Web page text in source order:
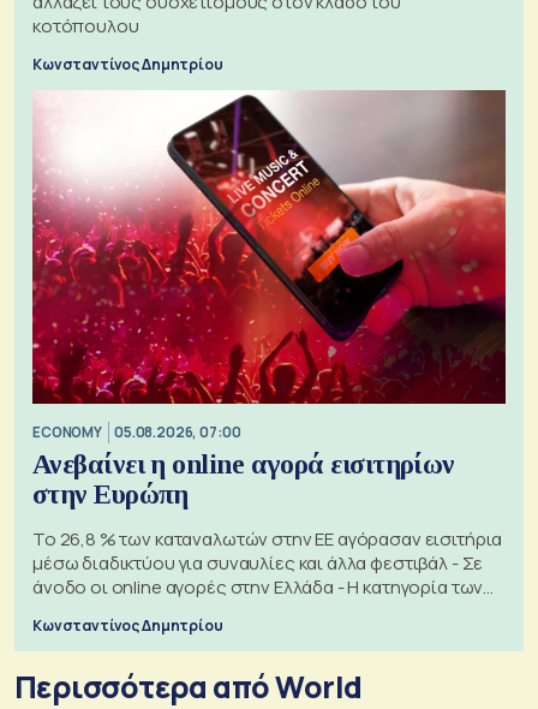
κοτόπουλου
Κωνσταντίνος Δημητρίου
ECONOMY 05.08.2026, 07:00
Ανεβαίνει η online αγορά εισιτηρίων
στην Ευρώπη
Το 26,8 % των καταναλωτών στην ΕΕ αγόρασαν εισιτήρια
μέσω διαδικτύου για συναυλίες και άλλα φεστιβάλ - Σε
άνοδο οι online αγορές στην Ελλάδα - Η κατηγορία των
Κωνσταντίνος Δημητρίου
Περισσότερα από World